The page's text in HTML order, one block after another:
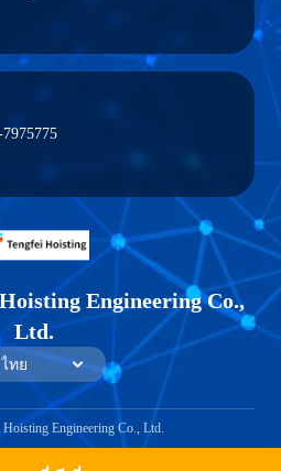
Engineering Co.,
Ltd.
Hoisting Engineering Co., Ltd.